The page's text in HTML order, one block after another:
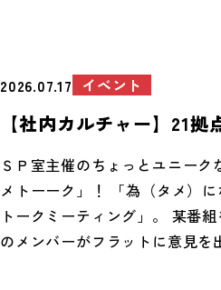
大活躍間違いなしのカッコよさ
らラッキーな「ELFmio（エル
夏を颯爽と駆け抜けていきまし
2026.07.17 イベント
【社内カルチャー】21
ＳＰ室主催のちょっとユニーク
メトーーク」！ 「為（タメ）
トークミーティング」。 某番
のメンバーがフラットに意見を